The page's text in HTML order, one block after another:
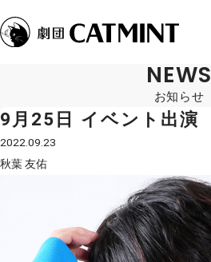
NEWS
お知らせ
9月25日 イベント出演
2022.09.23
秋葉 友佑